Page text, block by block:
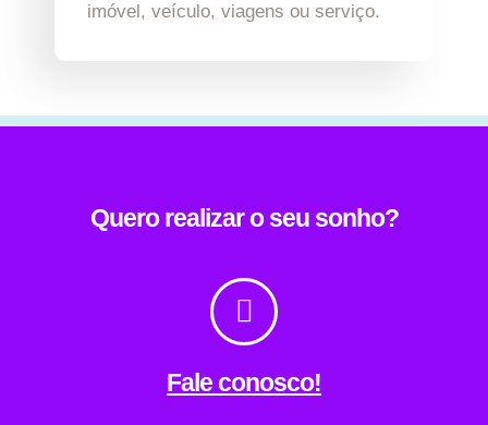
imóvel, veículo, viagens ou serviço.
Quero realizar o seu sonho?
Fale conosco!